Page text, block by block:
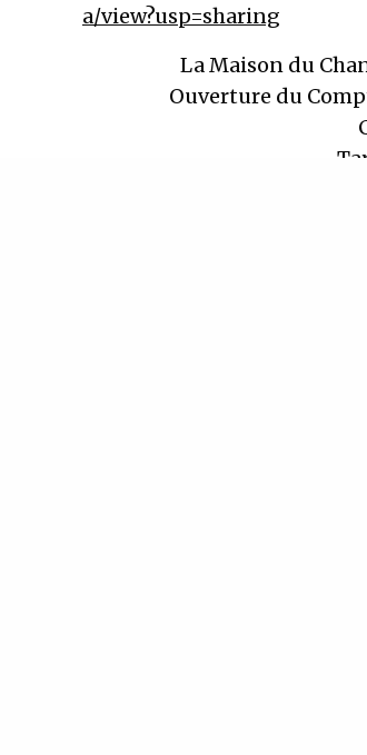
a/view?usp=sharing
La Maison du
Ouverture du